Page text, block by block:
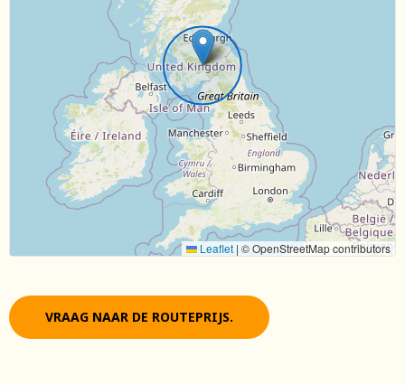
Leaflet | © OpenStreetMap contributors
VRAAG NAAR DE ROUTEPRIJS.